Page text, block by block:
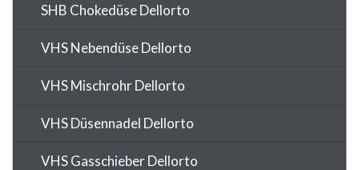
SHB Chokedüse Dellorto
VHS Nebendüse Dellorto
VHS Mischrohr Dellorto
VHS Düsennadel Dellorto
VHS Gasschieber Dellorto